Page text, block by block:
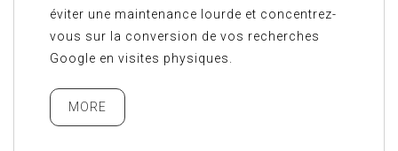
éviter une maintenance lourde et concentrez-
vous sur la conversion de vos recherches
Google en visites physiques.
MORE